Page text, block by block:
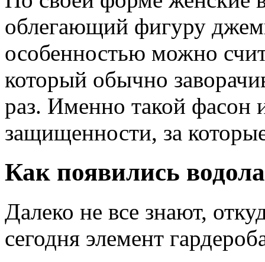
облегающий фигуру
особенностью можно
который обычно
раз. Именно такой фасон
защищенности, за
Как появились
Далеко не все знают,
сегодня элемент